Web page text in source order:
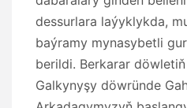
dessurlara laýyklykda,
baýramy mynasybetli
berildi. Berkarar
Galkynyşy döwründe